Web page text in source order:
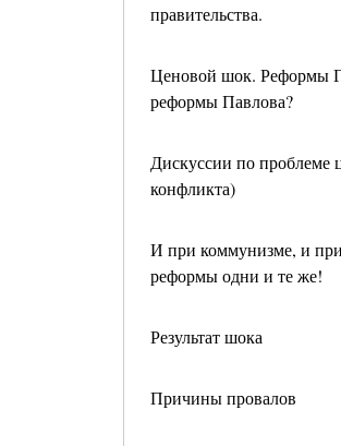
правительства.
Ценовой шок. Реформы
реформы Павлова?
Дискуссии по проблеме
конфликта)
И при коммунизме, и
реформы одни и те же!
Результат шока
Причины провалов